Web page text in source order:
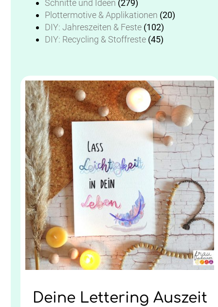
Schnitte und Ideen (279)
Plottermotive & Applikationen (20)
DIY: Jahreszeiten & Feste (102)
DIY: Recycling & Stoffreste (45)
Deine Lettering Auszeit